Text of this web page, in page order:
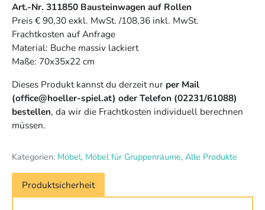
Art.-Nr. 311850 Bausteinwagen auf Rollen
Preis € 90,30 exkl. MwSt. /108,36 inkl. MwSt.
Frachtkosten auf Anfrage
Material: Buche massiv lackiert
Maße: 70x35x22 cm
Dieses Produkt kannst du derzeit nur per Mail
(office@hoeller-spiel.at) oder Telefon (02231/61088)
bestellen, da wir die Frachtkosten individuell berechnen
müssen.
Kategorien: Möbel, Möbel für Gruppenräume, Alle Produkte
Produktsicherheit